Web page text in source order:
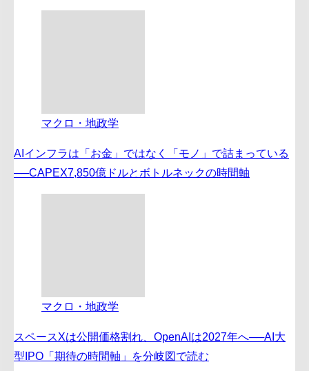
マクロ・地政学
AIインフラは「お金」ではなく「モノ」で詰まっている
──CAPEX7,850億ドルとボトルネックの時間軸
マクロ・地政学
スペースXは公開価格割れ、OpenAIは2027年へ──AI大
型IPO「期待の時間軸」を分岐図で読む